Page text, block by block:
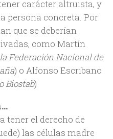
carácter altruista, y
persona concreta. Por
que se deberían
como Martín
Federación Nacional de
) o Alfonso Escribano
Biostab)
tener el derecho de
las células madre